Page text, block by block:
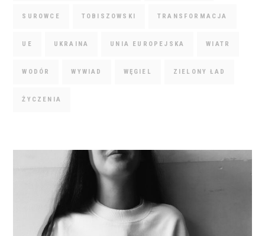
SUROWCE TOBISZOWSKI TRANSFORMACJA
UE UKRAINA UNIA EUROPEJSKA WIATR
WODÓR WYWIAD WĘGIEL ZIELONY ŁAD
ŻYCZENIA